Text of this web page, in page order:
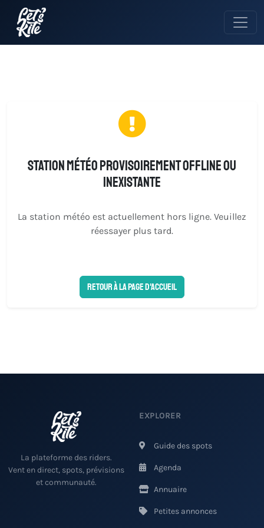
Station météo provisoirement offline ou
inexistante
La station météo est actuellement hors ligne. Veuillez
réessayer plus tard.
Retour à la page d'accueil
La plateforme des riders.
Vent en direct, spots, prévisions
et communauté.
EXPLORER
Guide des spots
Agenda
Annuaire
Petites annonces